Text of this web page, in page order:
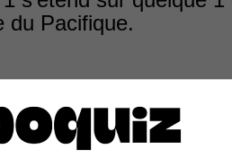
du Pacifique.
du comté d’Orange jusqu’au